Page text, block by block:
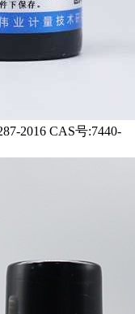
2016 CAS号:7440-